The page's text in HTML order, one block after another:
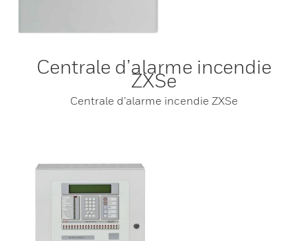
Centrale d’alarme incendie
ZXSe
Centrale d’alarme incendie ZXSe